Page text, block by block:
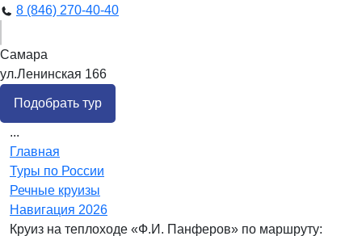
8 (846) 270-40-40
Самара
ул.Ленинская 166
Подобрать тур
...
Главная
Туры по России
Речные круизы
Навигация 2026
Круиз на теплоходе «Ф.И. Панферов» по маршруту: